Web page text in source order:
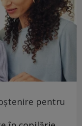
pentru